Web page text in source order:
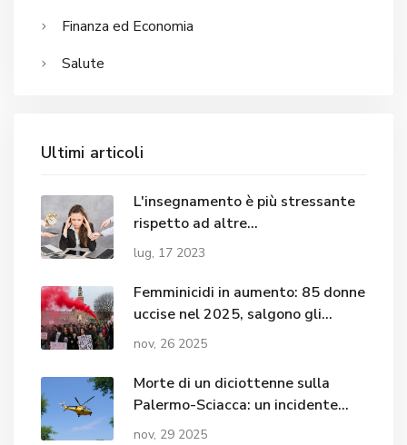
Finanza ed Economia
Salute
Ultimi articoli
L'insegnamento è più stressante
rispetto ad altre
professioni/lavori?
lug, 17 2023
Femminicidi in aumento: 85 donne
uccise nel 2025, salgono gli
overkilling al 22,4%
nov, 26 2025
Morte di un diciottenne sulla
Palermo-Sciacca: un incidente
miete una vittima e cinque feriti,
nov, 29 2025